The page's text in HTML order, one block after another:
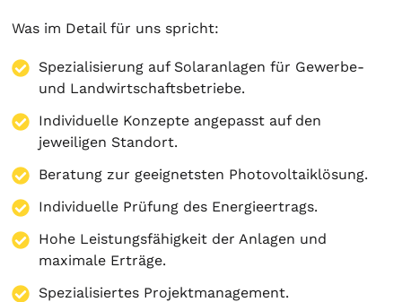
Was im Detail für uns spricht:
Spezialisierung auf Solaranlagen für Gewerbe-
und Landwirtschaftsbetriebe.
Individuelle Konzepte angepasst auf den
jeweiligen Standort.
Beratung zur geeignetsten Photovoltaiklösung.
Individuelle Prüfung des Energieertrags.
Hohe Leistungsfähigkeit der Anlagen und
maximale Erträge.
Spezialisiertes Projektmanagement.